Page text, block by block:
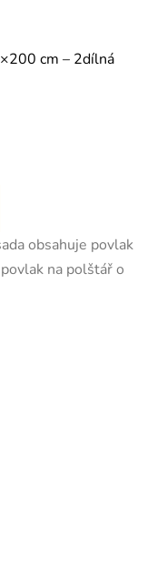
cm – 2dílná
obsahuje povlak
na polštář o